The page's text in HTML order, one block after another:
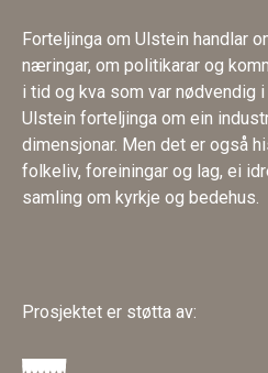
Forteljinga om Ulstein handlar
næringar, om politikarar og
i tid og kva som var nødvendig
Ulstein forteljinga om ein
dimensjonar. Men det er også
folkeliv, foreiningar og lag, ei
samling om kyrkje og bedehus.
Prosjektet er støtta av: